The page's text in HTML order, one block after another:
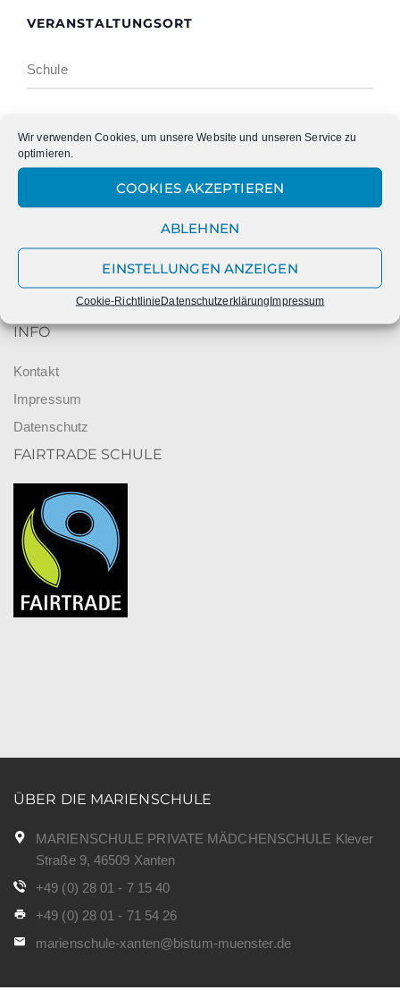
Wir verwenden Cookies, um unsere Website und unseren Service zu
optimieren.
COOKIES AKZEPTIEREN
ABLEHNEN
EINSTELLUNGEN ANZEIGEN
Cookie-RichtlinieDatenschutzerklärungImpressum
VERANSTALTUNGSORT
Schule
Event Navigation
BEWEGLICHER FERIENTAG BEGINN DES SCHULJAHRES
INFO
Kontakt
Impressum
Datenschutz
FAIRTRADE SCHULE
ÜBER DIE MARIENSCHULE
MARIENSCHULE PRIVATE MÄDCHENSCHULE Klever
Straße 9, 46509 Xanten
+49 (0) 28 01 - 7 15 40
+49 (0) 28 01 - 71 54 26
marienschule-xanten@bistum-muenster.de